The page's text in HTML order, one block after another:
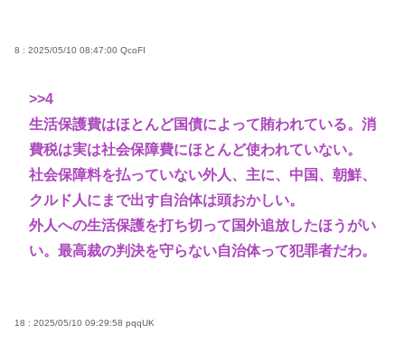
8 : 2025/05/10 08:47:00 QcoFI
>>4
生活保護費はほとんど国債によって賄われている。消
費税は実は社会保障費にほとんど使われていない。
社会保障料を払っていない外人、主に、中国、朝鮮、
クルド人にまで出す自治体は頭おかしい。
外人への生活保護を打ち切って国外追放したほうがい
い。最高裁の判決を守らない自治体って犯罪者だわ。
18 : 2025/05/10 09:29:58 pqqUK